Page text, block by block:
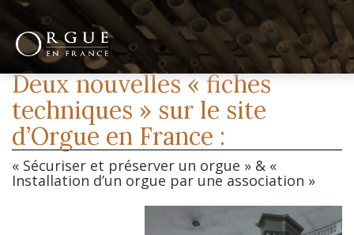
Deux nouvelles « fiches
techniques » sur le site
d’Orgue en France :
« Sécuriser et préserver un orgue » & «
Installation d’un orgue par une association »